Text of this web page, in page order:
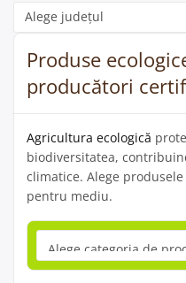
Categorie
Produse
producători
Agricultura ecologică
biodiversitatea,
climatice. Alege
pentru mediu.